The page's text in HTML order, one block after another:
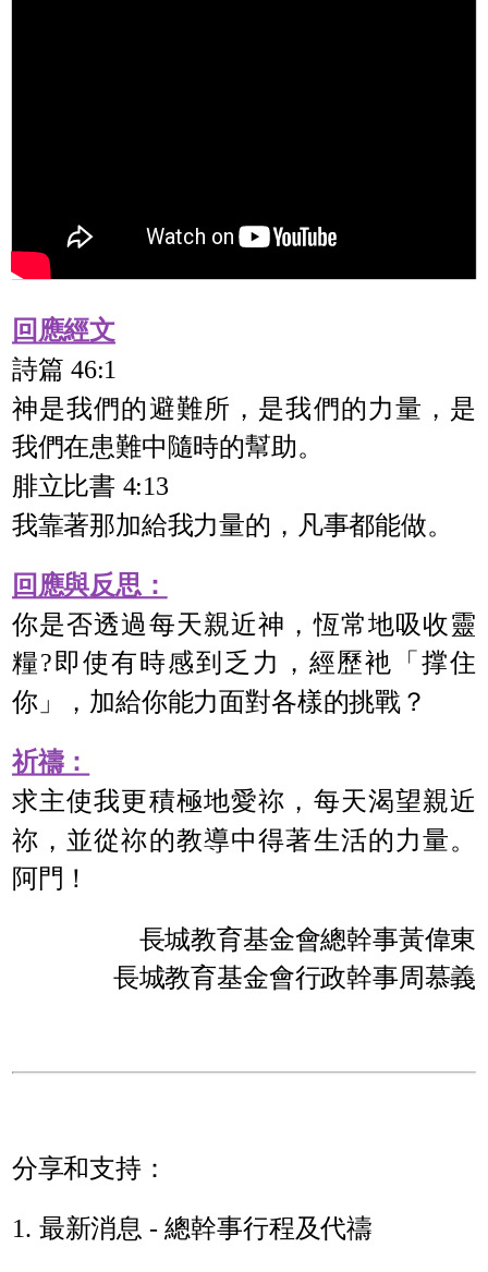
回應經文
詩篇 46:1
神是我們的避難所，是我們的力量，是
我們在患難中隨時的幫助。
腓立比書 4:13
我靠著那加給我力量的，凡事都能做。
回應與反思：
你是否透過每天親近神，恆常地吸收靈
糧?即使有時感到乏力，經歷衪「撑住
你」，加給你能力面對各樣的挑戰？
祈禱：
求主使我更積極地愛祢，每天渴望親近
祢，並從祢的教導中得著生活的力量。
阿門！
長城教育基金會總幹事黃偉東
長城教育基金會行政幹事周慕義
分享和支持：
1. 最新消息 - 總幹事行程及代禱